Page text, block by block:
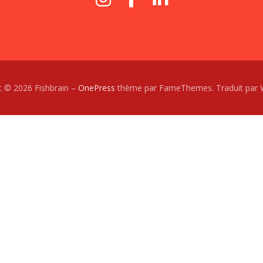
© 2026 Fishbrain – OnePress thème par FameThemes. Traduit par